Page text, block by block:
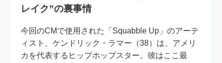
レイク”の裏事情
今回のCMで使用された「Squabble Up」のアーテ
ィスト、ケンドリック・ラマー（38）は、アメリ
カを代表するヒップホップスター。彼はここ最